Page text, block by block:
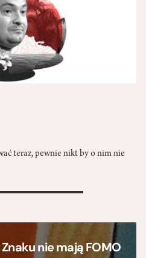
teraz, pewnie nikt by o nim nie
nie mają FOMO